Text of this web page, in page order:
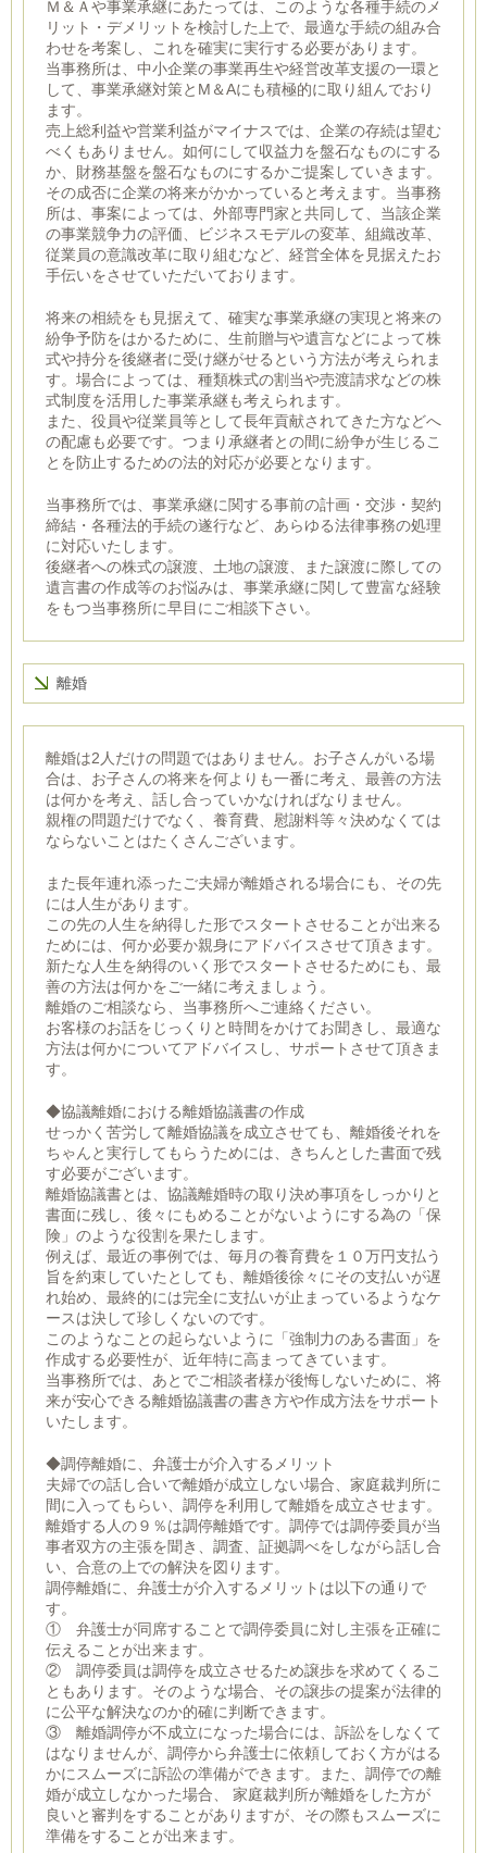
Ｍ＆Ａや事業承継にあたっては、このような各種手続のメ
リット・デメリットを検討した上で、最適な手続の組み合
わせを考案し、これを確実に実行する必要があります。
当事務所は、中小企業の事業再生や経営改革支援の一環と
して、事業承継対策とM＆Aにも積極的に取り組んでおり
ます。
売上総利益や営業利益がマイナスでは、企業の存続は望む
べくもありません。如何にして収益力を盤石なものにする
か、財務基盤を盤石なものにするかご提案していきます。
その成否に企業の将来がかかっていると考えます。当事務
所は、事案によっては、外部専門家と共同して、当該企業
の事業競争力の評価、ビジネスモデルの変革、組織改革、
従業員の意識改革に取り組むなど、経営全体を見据えたお
手伝いをさせていただいております。
将来の相続をも見据えて、確実な事業承継の実現と将来の
紛争予防をはかるために、生前贈与や遺言などによって株
式や持分を後継者に受け継がせるという方法が考えられま
す。場合によっては、種類株式の割当や売渡請求などの株
式制度を活用した事業承継も考えられます。
また、役員や従業員等として長年貢献されてきた方などへ
の配慮も必要です。つまり承継者との間に紛争が生じるこ
とを防止するための法的対応が必要となります。
当事務所では、事業承継に関する事前の計画・交渉・契約
締結・各種法的手続の遂行など、あらゆる法律事務の処理
に対応いたします。
後継者への株式の譲渡、土地の譲渡、また譲渡に際しての
遺言書の作成等のお悩みは、事業承継に関して豊富な経験
をもつ当事務所に早目にご相談下さい。
離婚
離婚は2人だけの問題ではありません。お子さんがいる場
合は、お子さんの将来を何よりも一番に考え、最善の方法
は何かを考え、話し合っていかなければなりません。
親権の問題だけでなく、養育費、慰謝料等々決めなくては
ならないことはたくさんございます。
また長年連れ添ったご夫婦が離婚される場合にも、その先
には人生があります。
この先の人生を納得した形でスタートさせることが出来る
ためには、何か必要か親身にアドバイスさせて頂きます。
新たな人生を納得のいく形でスタートさせるためにも、最
善の方法は何かをご一緒に考えましょう。
離婚のご相談なら、当事務所へご連絡ください。
お客様のお話をじっくりと時間をかけてお聞きし、最適な
方法は何かについてアドバイスし、サポートさせて頂きま
す。
◆協議離婚における離婚協議書の作成
せっかく苦労して離婚協議を成立させても、離婚後それを
ちゃんと実行してもらうためには、きちんとした書面で残
す必要がございます。
離婚協議書とは、協議離婚時の取り決め事項をしっかりと
書面に残し、後々にもめることがないようにする為の「保
険」のような役割を果たします。
例えば、最近の事例では、毎月の養育費を１０万円支払う
旨を約束していたとしても、離婚後徐々にその支払いが遅
れ始め、最終的には完全に支払いが止まっているようなケ
ースは決して珍しくないのです。
このようなことの起らないように「強制力のある書面」を
作成する必要性が、近年特に高まってきています。
当事務所では、あとでご相談者様が後悔しないために、将
来が安心できる離婚協議書の書き方や作成方法をサポート
いたします。
◆調停離婚に、弁護士が介入するメリット
夫婦での話し合いで離婚が成立しない場合、家庭裁判所に
間に入ってもらい、調停を利用して離婚を成立させます。
離婚する人の９％は調停離婚です。調停では調停委員が当
事者双方の主張を聞き、調査、証拠調べをしながら話し合
い、合意の上での解決を図ります。
調停離婚に、弁護士が介入するメリットは以下の通りで
す。
① 弁護士が同席することで調停委員に対し主張を正確に
伝えることが出来ます。
② 調停委員は調停を成立させるため譲歩を求めてくるこ
ともあります。そのような場合、その譲歩の提案が法律的
に公平な解決なのか的確に判断できます。
③ 離婚調停が不成立になった場合には、訴訟をしなくて
はなりませんが、調停から弁護士に依頼しておく方がはる
かにスムーズに訴訟の準備ができます。また、調停での離
婚が成立しなかった場合、 家庭裁判所が離婚をした方が
良いと審判をすることがありますが、その際もスムーズに
準備をすることが出来ます。